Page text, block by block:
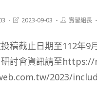
Post2023-09-03
Post實習組長
稿截止日期至112年9
研討會資訊請至
2023/